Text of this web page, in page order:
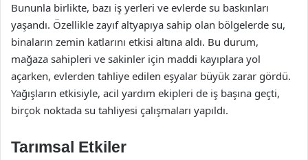
Bununla birlikte, bazı iş yerleri ve evlerde su baskınları
yaşandı. Özellikle zayıf altyapıya sahip olan bölgelerde su,
binaların zemin katlarını etkisi altına aldı. Bu durum,
mağaza sahipleri ve sakinler için maddi kayıplara yol
açarken, evlerden tahliye edilen eşyalar büyük zarar gördü.
Yağışların etkisiyle, acil yardım ekipleri de iş başına geçti,
birçok noktada su tahliyesi çalışmaları yapıldı.
Tarımsal Etkiler